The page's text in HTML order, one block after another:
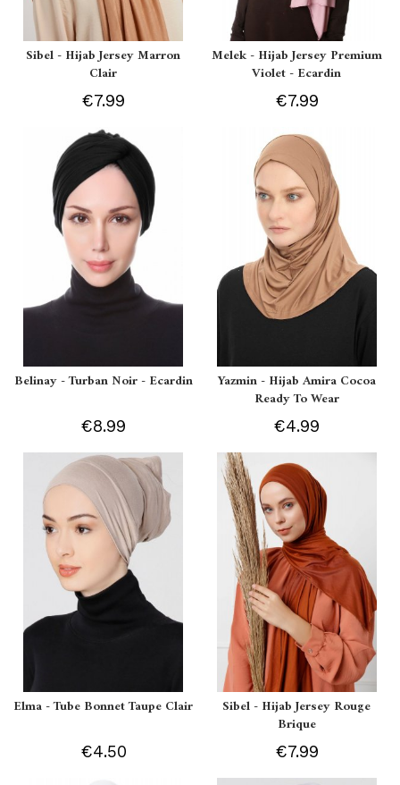
Sibel - Hijab Jersey Marron
Clair
€7.99
Melek - Hijab Jersey Premium
Violet - Ecardin
€7.99
Belinay - Turban Noir - Ecardin
€8.99
Yazmin - Hijab Amira Cocoa
Ready To Wear
€4.99
Elma - Tube Bonnet Taupe Clair
€4.50
Sibel - Hijab Jersey Rouge
Brique
€7.99